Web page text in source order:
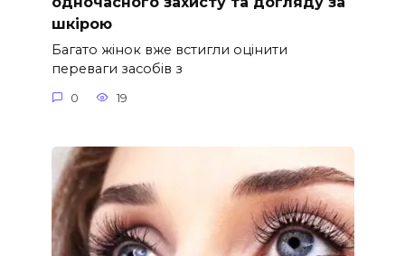
шкірою
Багато жінок вже встигли оцінити
переваги засобів з
0 19